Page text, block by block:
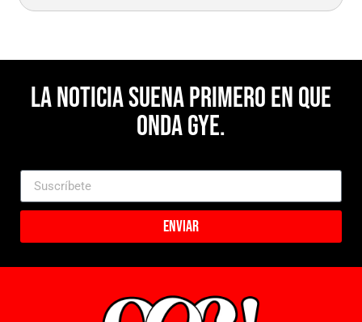
La noticia suena primero en Que
Onda Gye.
Enviar